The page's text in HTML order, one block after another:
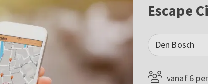
Escape
Den Bosch
vanaf 6